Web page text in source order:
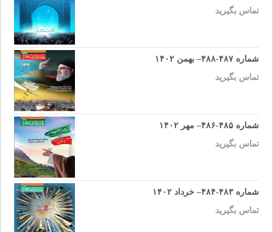
تماس بگیرید
شماره ۴۸۷-۴۸۸– بهمن ۱۴۰۲
تماس بگیرید
شماره ۴۸۵-۴۸۶– مهر ۱۴۰۲
تماس بگیرید
شماره ۴۸۳-۴۸۴– خرداد ۱۴۰۲
تماس بگیرید